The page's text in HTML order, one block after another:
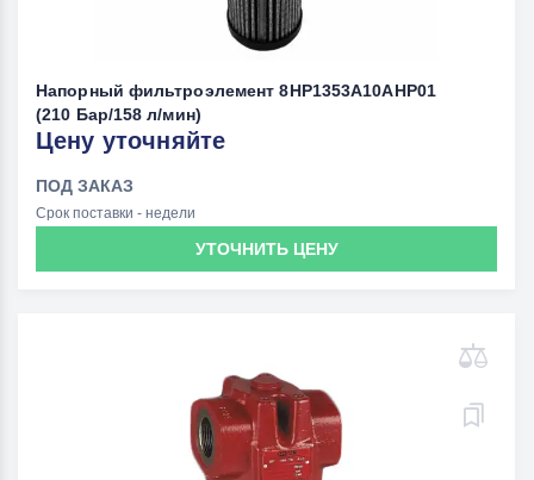
Напорный фильтроэлемент 8HP1353A10AHP01
(210 Бар/158 л/мин)
Цену уточняйте
ПОД ЗАКАЗ
Срок поставки - недели
УТОЧНИТЬ ЦЕНУ